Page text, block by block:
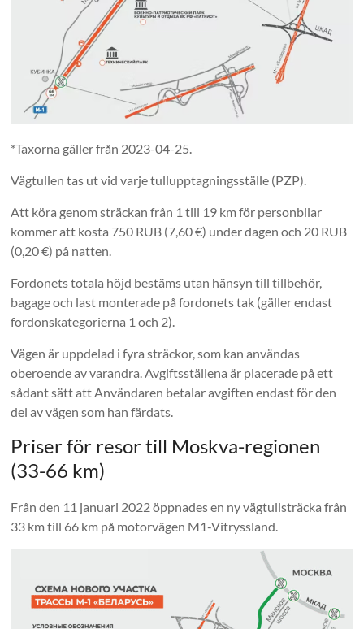
*Taxorna gäller från 2023-04-25.
Vägtullen tas ut vid varje tullupptagningsställe (PZP).
Att köra genom sträckan från 1 till 19 km för personbilar
kommer att kosta 750 RUB (7,60 €) under dagen och 20 RUB
(0,20 €) på natten.
Fordonets totala höjd bestäms utan hänsyn till tillbehör,
bagage och last monterade på fordonets tak (gäller endast
fordonskategorierna 1 och 2).
Vägen är uppdelad i fyra sträckor, som kan användas
oberoende av varandra. Avgiftsställena är placerade på ett
sådant sätt att Användaren betalar avgiften endast för den
del av vägen som han färdats.
Priser för resor till Moskva-regionen
(33-66 km)
Från den 11 januari 2022 öppnades en ny vägtullsträcka från
33 km till 66 km på motorvägen M1-Vitryssland.